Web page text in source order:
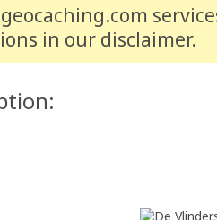
in our disclaimer.